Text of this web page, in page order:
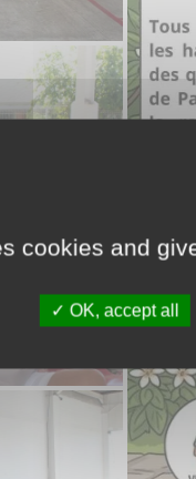
cookies and
OK, accept all